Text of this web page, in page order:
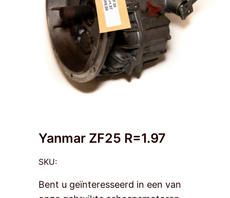
Yanmar ZF25 R=1.97
SKU:
Bent u geïnteresseerd in een van